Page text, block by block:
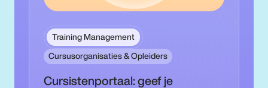
Training Management
Cursusorganisaties & Opleiders
Cursistenportaal: geef je